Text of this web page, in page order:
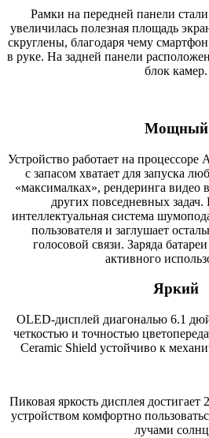
Рамки на передней панели
увеличилась полезная площадь
скруглены, благодаря чему
в руке. На задней панели
блок камер.
Мощный
Устройство работает на
с запасом хватает для запуска
«максималках», рендеринга видео
других повседневных задач.
интеллектуальная система
пользователя и заглушает
голосовой связи. Заряда
активного
Яркий
OLED-дисплей диагональю 6.1
четкостью и точностью
Ceramic Shield устойчиво к
Пиковая яркость дисплея достигает
устройством комфортно
лучами